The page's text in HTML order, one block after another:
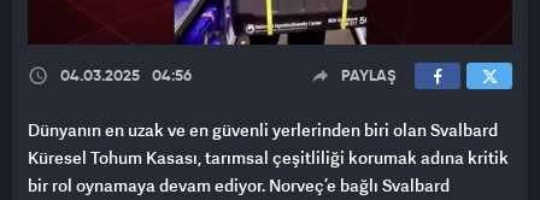
04.03.2025 04:56 PAYLAŞ
Dünyanın en uzak ve en güvenli yerlerinden biri olan Svalbard
Küresel Tohum Kasası, tarımsal çeşitliliği korumak adına kritik
bir rol oynamaya devam ediyor. Norveç’e bağlı Svalbard